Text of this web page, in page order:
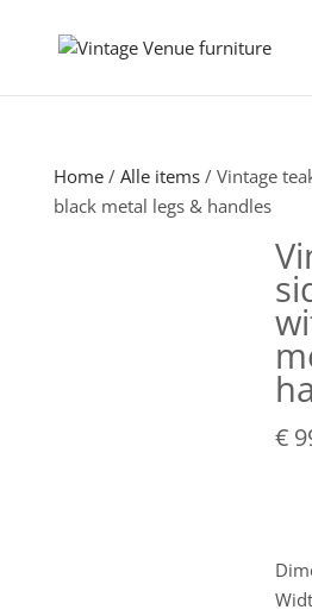
Home/ Alle items/ Vintage
black metal legs & handles
€